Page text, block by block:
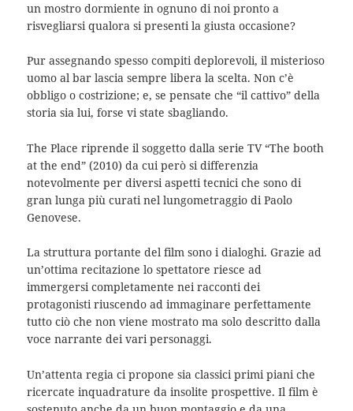
un mostro dormiente in ognuno di noi pronto a
risvegliarsi qualora si presenti la giusta occasione?
Pur assegnando spesso compiti deplorevoli, il misterioso
uomo al bar lascia sempre libera la scelta. Non c’è
obbligo o costrizione; e, se pensate che “il cattivo” della
storia sia lui, forse vi state sbagliando.
The Place riprende il soggetto dalla serie TV “The booth
at the end” (2010) da cui però si differenzia
notevolmente per diversi aspetti tecnici che sono di
gran lunga più curati nel lungometraggio di Paolo
Genovese.
La struttura portante del film sono i dialoghi. Grazie ad
un’ottima recitazione lo spettatore riesce ad
immergersi completamente nei racconti dei
protagonisti riuscendo ad immaginare perfettamente
tutto ciò che non viene mostrato ma solo descritto dalla
voce narrante dei vari personaggi.
Un’attenta regia ci propone sia classici primi piani che
ricercate inquadrature da insolite prospettive. Il film è